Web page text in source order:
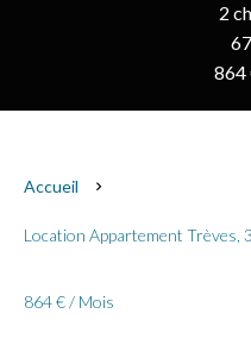
2
864
Accueil
Location Appartement Trèves,
864 € / Mois